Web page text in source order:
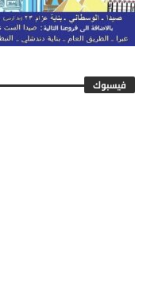
فيسبوك